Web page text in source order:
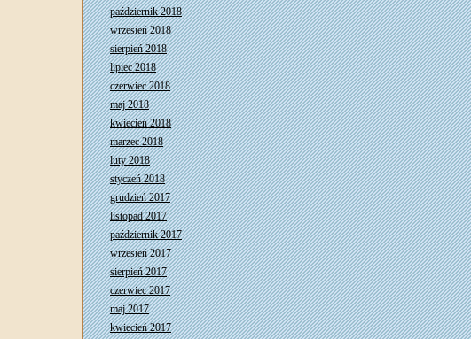
październik 2018
wrzesień 2018
sierpień 2018
lipiec 2018
czerwiec 2018
maj 2018
kwiecień 2018
marzec 2018
luty 2018
styczeń 2018
grudzień 2017
listopad 2017
październik 2017
wrzesień 2017
sierpień 2017
czerwiec 2017
maj 2017
kwiecień 2017